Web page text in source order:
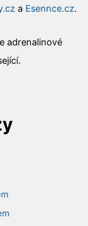
a Esennce.cz.
adrenalinové